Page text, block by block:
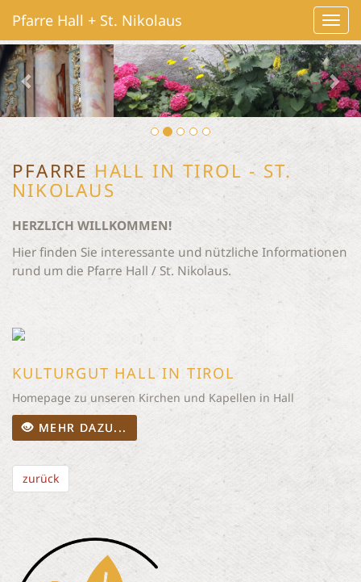
ein-/
Pfarre Hall + St. Nikolaus
PFARRE HALL IN TIROL - ST.
NIKOLAUS
HERZLICH WILLKOMMEN!
Hier finden Sie interessante und nützliche Informationen
rund um die Pfarre Hall / St. Nikolaus.
KULTURGUT HALL IN TIROL
Homepage zu unseren Kirchen und Kapellen in Hall
MEHR DAZU...
zurück